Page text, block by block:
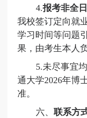
4.报考非全
我校签订定向就
学习时间等问题
果，由考生本人负
5.未尽事宜
通大学2026年博
准。
六、联系方